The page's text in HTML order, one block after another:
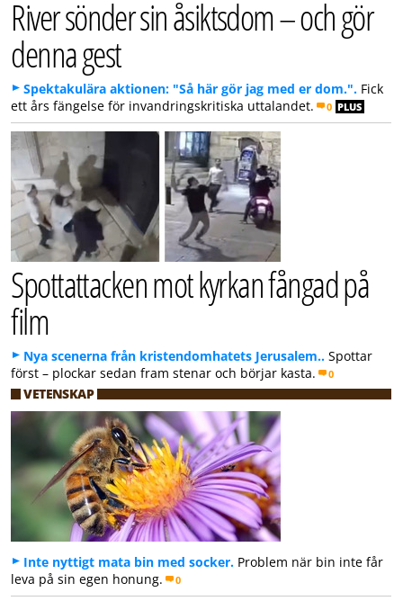
River sönder sin åsiktsdom – och gör
denna gest
Spektakulära aktionen: "Så här gör jag med er dom.". Fick
ett års fängelse för invandringskritiska uttalandet.
0 PLUS
Spottattacken mot kyrkan fångad på
film
Nya scenerna från kristendomhatets Jerusalem.. Spottar
först – plockar sedan fram stenar och börjar kasta.
0
VETENSKAP
Inte nyttigt mata bin med socker. Problem när bin inte får
leva på sin egen honung.
0